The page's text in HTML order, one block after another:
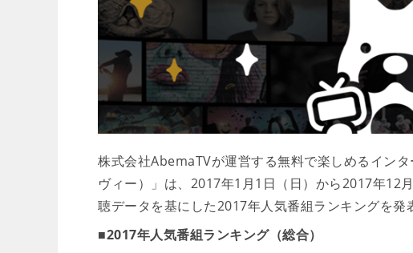
株式会社AbemaTVが運営する無料で楽しめるイン
ヴィー）」は、2017年1月1日（日）から2017年12
聴データを基にした2017年人気番組ランキングを発
■2017年人気番組ランキング（総合）